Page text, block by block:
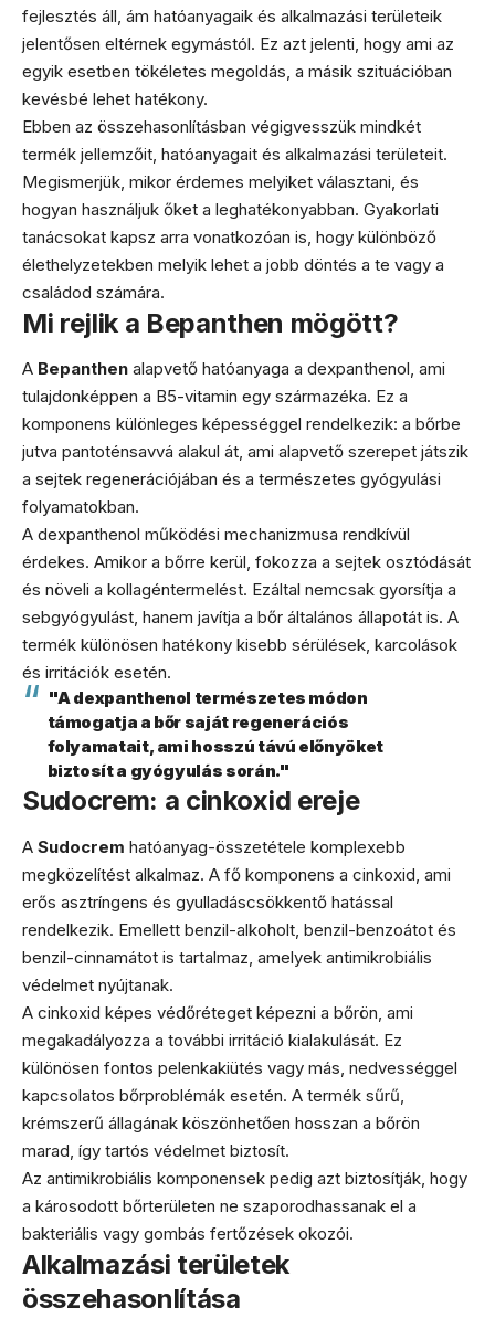
fejlesztés áll, ám hatóanyagaik és alkalmazási területeik
jelentősen eltérnek egymástól. Ez azt jelenti, hogy ami az
egyik esetben tökéletes megoldás, a másik szituációban
kevésbé lehet hatékony.
Ebben az összehasonlításban végigvesszük mindkét
termék jellemzőit, hatóanyagait és alkalmazási területeit.
Megismerjük, mikor érdemes melyiket választani, és
hogyan használjuk őket a leghatékonyabban. Gyakorlati
tanácsokat kapsz arra vonatkozóan is, hogy különböző
élethelyzetekben melyik lehet a jobb döntés a te vagy a
családod számára.
Mi rejlik a Bepanthen mögött?
A Bepanthen alapvető hatóanyaga a dexpanthenol, ami
tulajdonképpen a B5-vitamin egy származéka. Ez a
komponens különleges képességgel rendelkezik: a bőrbe
jutva pantoténsavvá alakul át, ami alapvető szerepet játszik
a sejtek regenerációjában és a természetes gyógyulási
folyamatokban.
A dexpanthenol működési mechanizmusa rendkívül
érdekes. Amikor a bőrre kerül, fokozza a sejtek osztódását
és növeli a kollagéntermelést. Ezáltal nemcsak gyorsítja a
sebgyógyulást, hanem javítja a bőr általános állapotát is. A
termék különösen hatékony kisebb sérülések, karcolások
és irritációk esetén.
"A dexpanthenol természetes módon
támogatja a bőr saját regenerációs
folyamatait, ami hosszú távú előnyöket
biztosít a gyógyulás során."
Sudocrem: a cinkoxid ereje
A Sudocrem hatóanyag-összetétele komplexebb
megközelítést alkalmaz. A fő komponens a cinkoxid, ami
erős asztríngens és gyulladáscsökkentő hatással
rendelkezik. Emellett benzil-alkoholt, benzil-benzoátot és
benzil-cinnamátot is tartalmaz, amelyek antimikrobiális
védelmet nyújtanak.
A cinkoxid képes védőréteget képezni a bőrön, ami
megakadályozza a további irritáció kialakulását. Ez
különösen fontos pelenkakiütés vagy más, nedvességgel
kapcsolatos bőrproblémák esetén. A termék sűrű,
krémszerű állagának köszönhetően hosszan a bőrön
marad, így tartós védelmet biztosít.
Az antimikrobiális komponensek pedig azt biztosítják, hogy
a károsodott bőrterületen ne szaporodhassanak el a
bakteriális vagy gombás fertőzések okozói.
Alkalmazási területek
összehasonlítása